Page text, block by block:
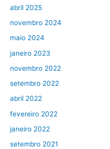
abril 2025
novembro 2024
maio 2024
janeiro 2023
novembro 2022
setembro 2022
abril 2022
fevereiro 2022
janeiro 2022
setembro 2021